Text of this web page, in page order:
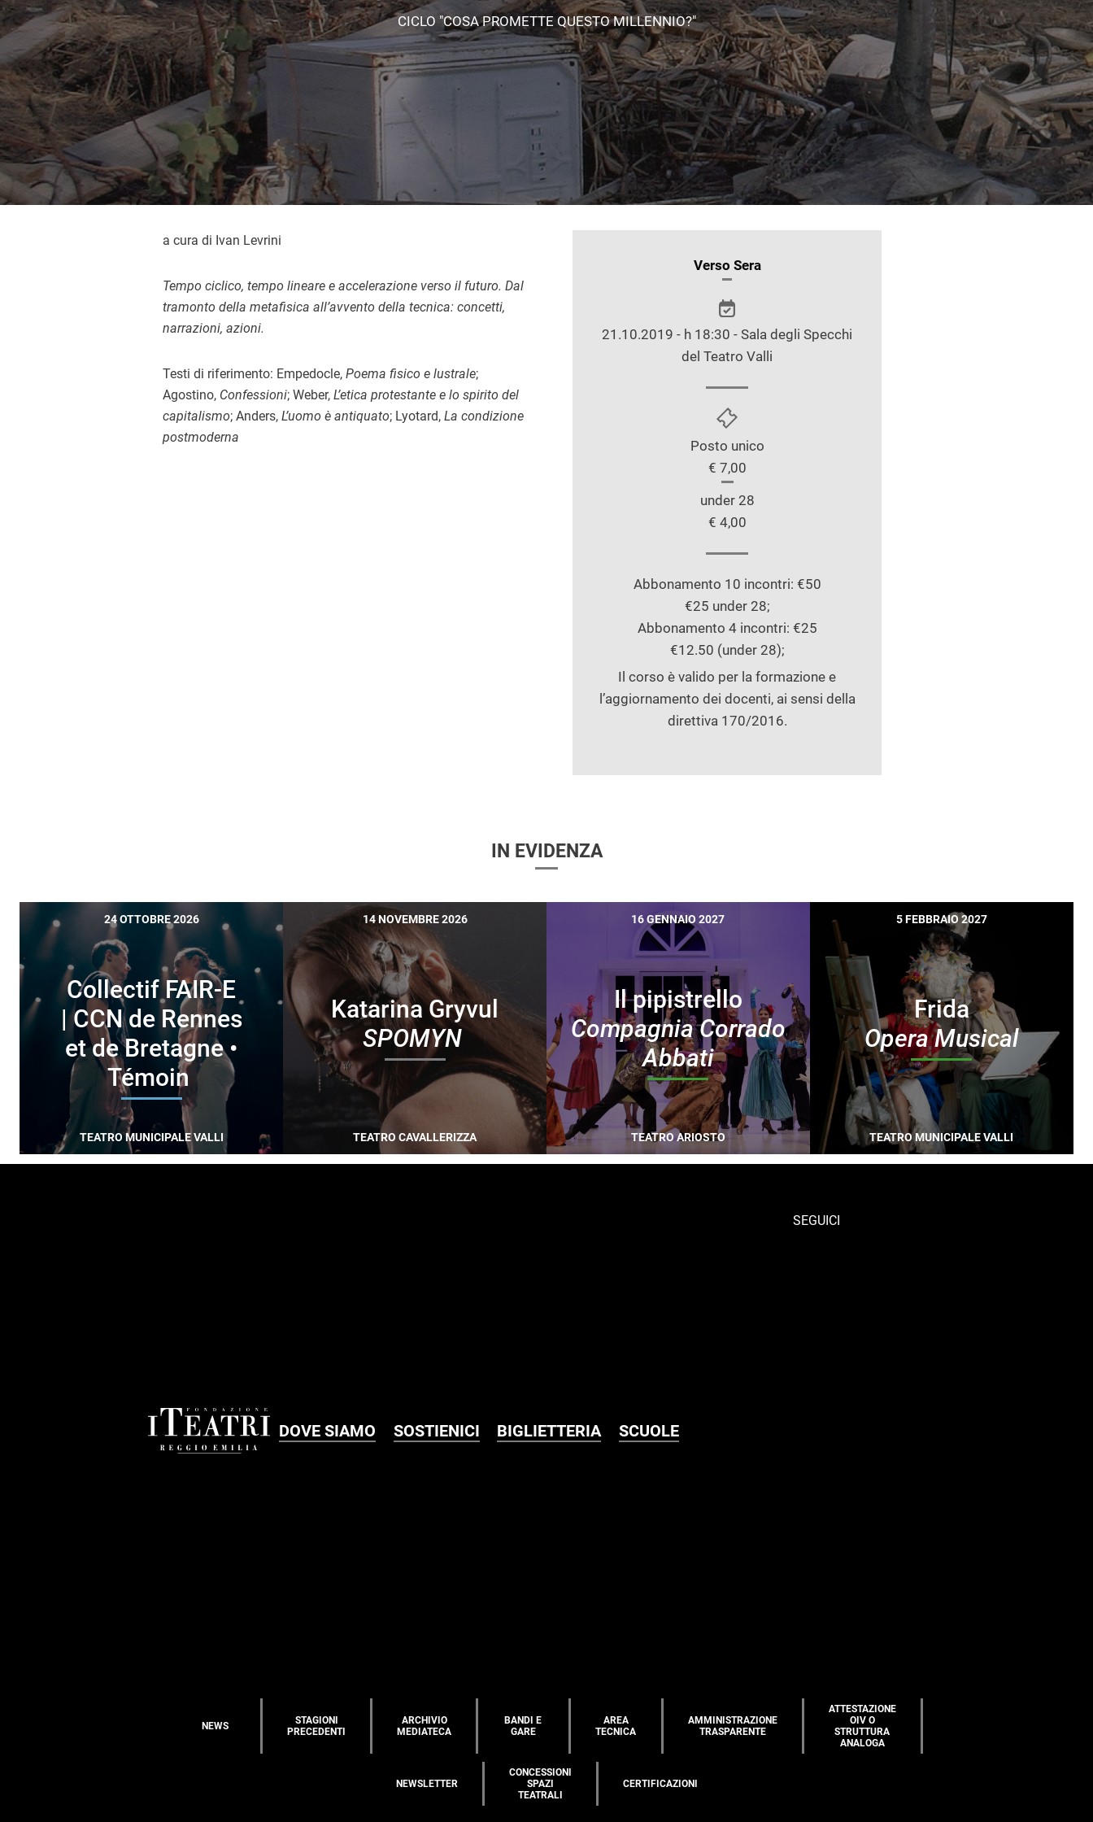
CICLO "COSA PROMETTE QUESTO MILLENNIO?"
a cura di Ivan Levrini
Tempo ciclico, tempo lineare e accelerazione verso il futuro. Dal
tramonto della metafisica all’avvento della tecnica: concetti,
narrazioni, azioni.
Testi di riferimento: Empedocle, Poema fisico e lustrale;
Agostino, Confessioni; Weber, L’etica protestante e lo spirito del
capitalismo; Anders, L’uomo è antiquato; Lyotard, La condizione
postmoderna
INFORMAZIONIVerso Sera
21.10.2019 - h 18:30 - Sala degli Specchi
del Teatro Valli
Posto unico
€ 7,00
under 28
€ 4,00
Abbonamento 10 incontri: €50
€25 under 28;
Abbonamento 4 incontri: €25
€12.50 (under 28);
Il corso è valido per la formazione e
l’aggiornamento dei docenti, ai sensi della
direttiva 170/2016.
IN EVIDENZA
24 OTTOBRE 2026
Collectif FAIR-E
| CCN de Rennes
et de Bretagne •
Témoin
TEATRO MUNICIPALE VALLI
14 NOVEMBRE 2026
Katarina Gryvul
SPOMYN
TEATRO CAVALLERIZZA
16 GENNAIO 2027
Il pipistrello
Compagnia Corrado
Abbati
TEATRO ARIOSTO
5 FEBBRAIO 2027
Frida
Opera Musical
TEATRO MUNICIPALE VALLI
DOVE SIAMO SOSTIENICI BIGLIETTERIA SCUOLE
SEGUICI
NEWS
STAGIONI
PRECEDENTI
ARCHIVIO
MEDIATECA
BANDI E
GARE
AREA
TECNICA
AMMINISTRAZIONE
TRASPARENTE
ATTESTAZIONE
OIV O
STRUTTURA
ANALOGA
NEWSLETTER
CONCESSIONI
SPAZI
TEATRALI
CERTIFICAZIONI